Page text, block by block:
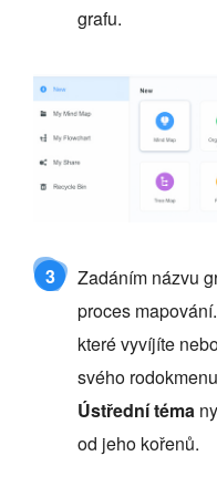
grafu.
3
Zadáním názvu
proces
které vyvíjíte
svého
Ústřední téma
od jeho kořenů.